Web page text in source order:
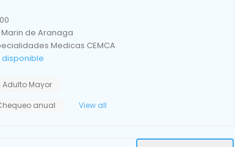
de Aranaga
Medicas CEMCA
Adulto Mayor
anual View all